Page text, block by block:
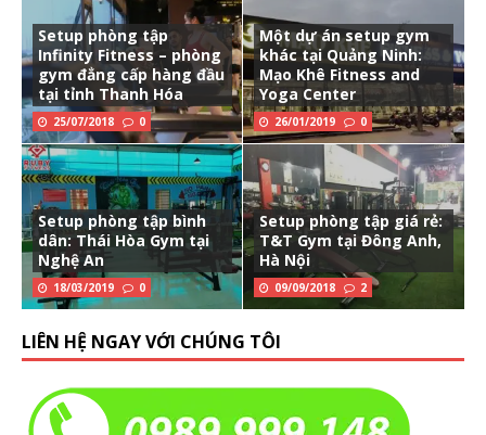
Setup phòng tập
Infinity Fitness – phòng
gym đẳng cấp hàng đầu
tại tỉnh Thanh Hóa
25/07/2018 0
Một dự án setup gym
khác tại Quảng Ninh:
Mạo Khê Fitness and
Yoga Center
26/01/2019 0
Setup phòng tập bình
dân: Thái Hòa Gym tại
Nghệ An
18/03/2019 0
Setup phòng tập giá rẻ:
T&T Gym tại Đông Anh,
Hà Nội
09/09/2018 2
LIÊN HỆ NGAY VỚI CHÚNG TÔI